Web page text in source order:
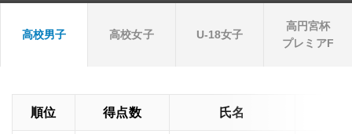
高校男子 高校女子 U-18女子
高円宮杯
プレミアF
順位 得点数 氏名